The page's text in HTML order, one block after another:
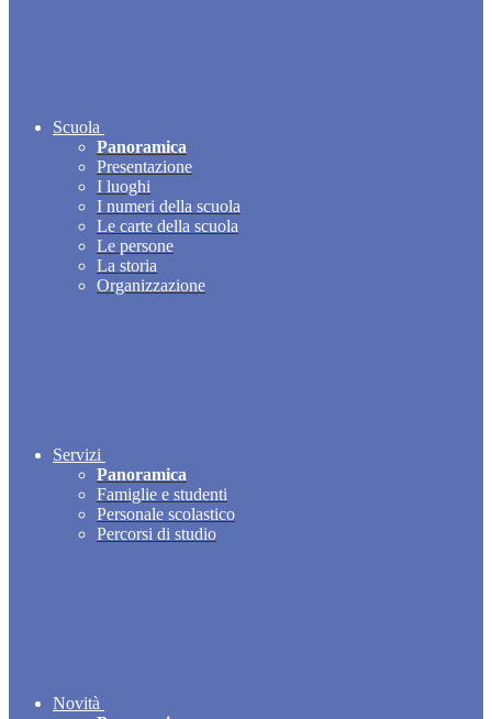
Scuola
Panoramica
Presentazione
I luoghi
I numeri della scuola
Le carte della scuola
Le persone
La storia
Organizzazione
Servizi
Panoramica
Famiglie e studenti
Personale scolastico
Percorsi di studio
Novità